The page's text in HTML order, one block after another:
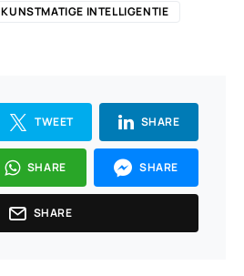
KUNSTMATIGE INTELLIGENTIE
TWEET SHARE
SHARE SHARE
SHARE